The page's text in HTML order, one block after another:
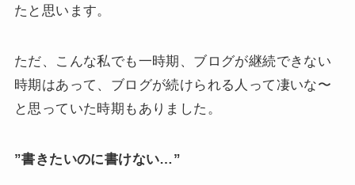
たと思います。
ただ、こんな私でも一時期、ブログが継続できない
時期はあって、ブログが続けられる人って凄いな〜
と思っていた時期もありました。
”書きたいのに書けない…”